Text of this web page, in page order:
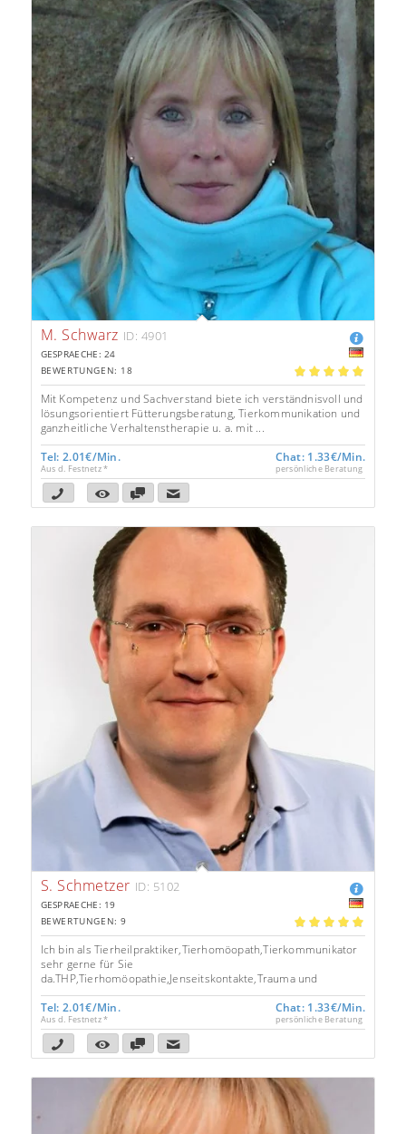
M. Schwarz ID: 4901
GESPRAECHE: 24
5.00
BEWERTUNGEN: 18
Mit Kompetenz und Sachverstand biete ich verständnisvoll und
lösungsorientiert Fütterungsberatung, Tierkommunikation und
ganzheitliche Verhaltenstherapie u. a. mit ...
Tel: 2.01€/Min.
Aus d. Festnetz *
Chat: 1.33€/Min.
persönliche Beratung
S. Schmetzer ID: 5102
GESPRAECHE: 19
5.00
BEWERTUNGEN: 9
Ich bin als Tierheilpraktiker,Tierhomöopath,Tierkommunikator
sehr gerne für Sie
da.THP,Tierhomöopathie,Jenseitskontakte,Trauma und
Blockadenlösung… und vieles mehr.
Tel: 2.01€/Min.
Aus d. Festnetz *
Chat: 1.33€/Min.
persönliche Beratung